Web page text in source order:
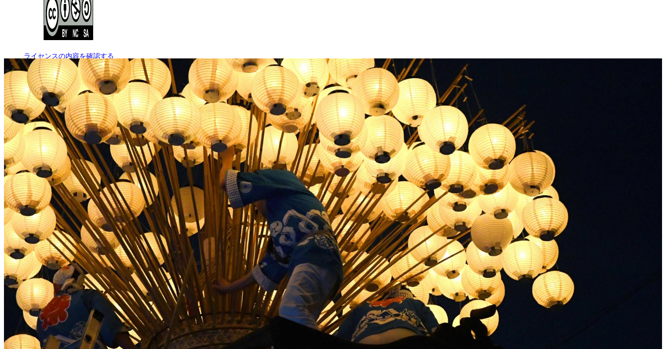
ライセンスの内容を確認する
JSON-LD出力
Loading...
ダウンロード
この画像は、非営利の範囲でご利用いただけます。ただし、トリミング・色変更などの改変をして配布・公開する場合は、同じライセンス（CC BY-NC-SA）を適用してください。クレジット表記は必須です。
※本サイトの 利用規約 も適用されます。
営利利用
不可
改変
条件付き
条件付き
クレジット表記
必須
クレジット表記例
出典：“山車（黒岩祇園祭） 2”, CC BY-NC-SA 4.0, via一宮市 写真カタログサイト
コピー
＜改変した場合＞クレジット表記例
出典：“ 山車（黒岩祇園祭） 2 ”, CC BY-NC-SA 4.0, via 一宮市 写真カタログサイト